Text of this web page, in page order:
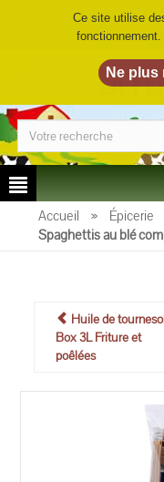
LA
Accueil » Épicerie
Spaghettis au blé
Huile de
Box 3L Friture et
poêlées
Ce site utilise